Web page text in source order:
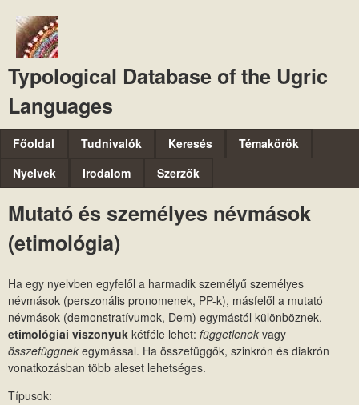
Typological Database of the Ugric
Languages
M
a
i
n
m
n
u
Főoldal Tudnivalók Keresés
Témakörök
Nyelvek
Irodalom Szerzők
Mutató és személyes névmások
(etimológia)
Ha egy nyelvben egyfelől a harmadik személyű személyes
névmások (perszonális pronomenek, PP-k), másfelől a mutató
névmások (demonstratívumok, Dem) egymástól különböznek,
etimológiai viszonyuk kétféle lehet: függetlenek vagy
összefüggnek egymással. Ha összefüggők, szinkrón és diakrón
vonatkozásban több aleset lehetséges.
Típusok: